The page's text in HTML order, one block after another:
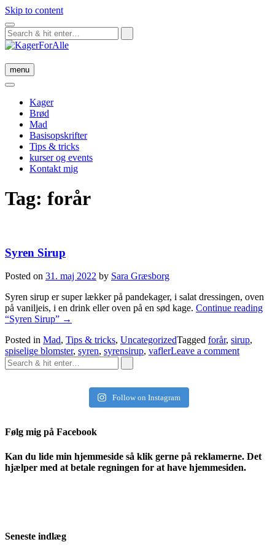
Skip to content
menu
Kager
Brød
Mad
Basisopskrifter
Tips & tricks
kurser og events
Kontakt mig
Tag: forår
Syren Sirup
Posted on 31. maj 2022 by Sara Græsborg
Syren sirup er super lækker på pandekager, i salat dressingen, oven
på vaniljeis, i en drink eller oven på en sød kage. Continue reading
“Syren Sirup” →
Posted in Mad, Tips & tricks, UncategorizedTagged forår, sirup,
spiselige blomster, syren, syrensirup, vaflerLeave a comment
Follow on Instagram
Følg mig på Facebook
Kan du lide min hjemmeside så klik gerne på reklamerne. Det
hjælper med at betale regningen for at have hjemmesiden.
Seneste indlæg